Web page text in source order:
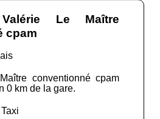
Le Maître
cpam
conventionné cpam
0 km de la gare.